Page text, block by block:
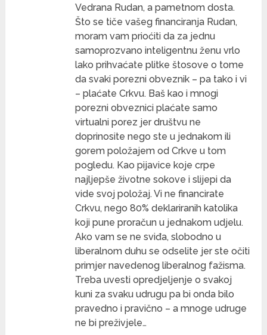
Vedrana Rudan, a pametnom dosta.
Što se tiče vašeg financiranja Rudan,
moram vam prioćiti da za jednu
samoprozvano inteligentnu ženu vrlo
lako prihvaćate plitke štosove o tome
da svaki porezni obveznik – pa tako i vi
– plaćate Crkvu. Baš kao i mnogi
porezni obveznici plaćate samo
virtualni porez jer društvu ne
doprinosite nego ste u jednakom ili
gorem položajem od Crkve u tom
pogledu. Kao pijavice koje crpe
najljepše životne sokove i slijepi da
vide svoj položaj. Vi ne financirate
Crkvu, nego 80% deklariranih katolika
koji pune proračun u jednakom udjelu.
Ako vam se ne sviđa, slobodno u
liberalnom duhu se odselite jer ste očiti
primjer navedenog liberalnog fažisma.
Treba uvesti opredjeljenje o svakoj
kuni za svaku udrugu pa bi onda bilo
pravedno i pravično – a mnoge udruge
ne bi preživjele…